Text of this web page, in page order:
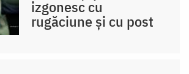
izgonesc cu
rugăciune și cu post